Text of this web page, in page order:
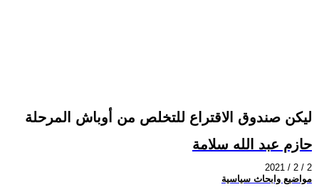
ليكن صندوق الاقتراع للتخلص من أوباش المرحلة
حازم عبد الله سلامة
2021 / 2 / 2
مواضيع وابحاث سياسية